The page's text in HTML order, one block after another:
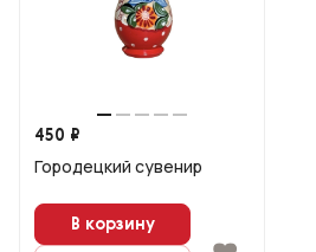
450 ₽
Городецкий сувенир
В корзину